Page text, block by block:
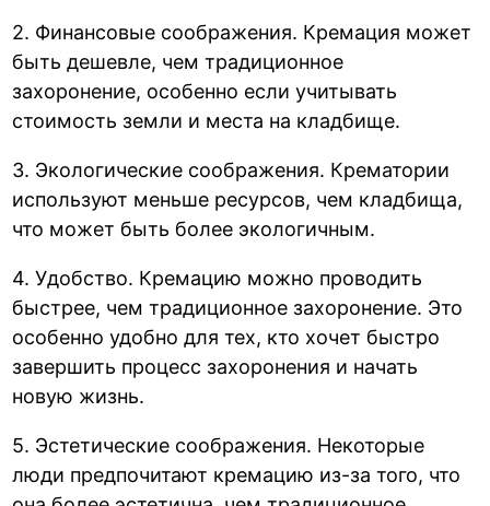
2. Финансовые соображения. Кремация может
быть дешевле, чем традиционное
захоронение, особенно если учитывать
стоимость земли и места на кладбище.
3. Экологические соображения. Крематории
используют меньше ресурсов, чем кладбища,
что может быть более экологичным.
4. Удобство. Кремацию можно проводить
быстрее, чем традиционное захоронение. Это
особенно удобно для тех, кто хочет быстро
завершить процесс захоронения и начать
новую жизнь.
5. Эстетические соображения. Некоторые
люди предпочитают кремацию из-за того, что